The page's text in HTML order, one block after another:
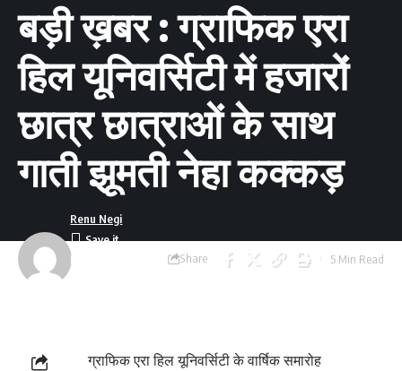
बड़ी ख़बर : ग्राफिक एरा
हिल यूनिवर्सिटी में हजारों
छात्र छात्राओं के साथ
गाती झूमती नेहा कक्कड़
Last updated:
Renu Negi
Share 5 Min Read
ग्राफिक एरा हिल यूनिवर्सिटी के वार्षिक समारोह